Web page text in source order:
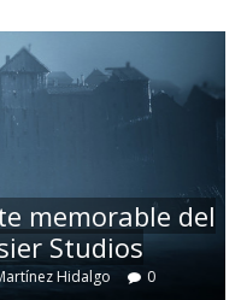
memorable del
Studios
Hidalgo 0